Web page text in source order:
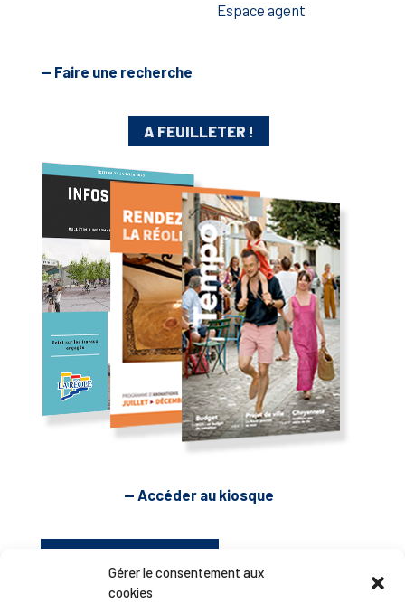
Gérer le consentement aux
cookies
Espace agent
— Faire une recherche
A FEUILLETER !
— Accéder au kiosque
D’ART ET D’HISTOIRE